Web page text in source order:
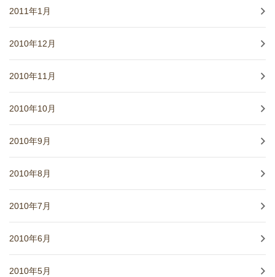
2011年1月
2010年12月
2010年11月
2010年10月
2010年9月
2010年8月
2010年7月
2010年6月
2010年5月